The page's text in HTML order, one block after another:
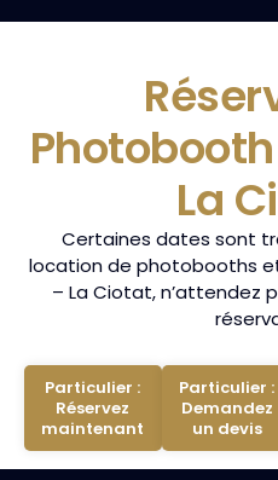
La
Certaines dates sont
location de photobooths
– La Ciotat, n’attendez
Particulier :
Réservez
maintenant
Particulier :
Demandez
un devis